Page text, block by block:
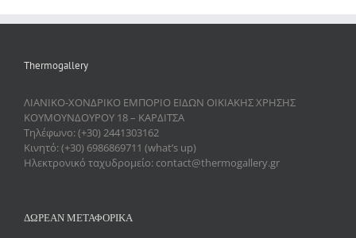
Thermogallery
ΛΙΑΝΙΚΟ-ΧΟΝΔΡΙΚΟ ΕΜΠΟΡΙΟ ΕΙΔΩΝ ΟΙΚΙΑΚΗΣ ΧΡΗΣΗΣ
ΚΟΥΜΟΥΝΔΟΥΡΟΥ 18 – ΚΑΡΔΙΤΣΑ
Τηλέφωνο: (+30) 2441303162
Κινητό: (+30) 6986869711 (what’s up)
Ηλεκτρονικό ταχυδρομείο: contact@thermogallery.gr
ΔΩΡΕΑΝ ΜΕΤΑΦΟΡΙΚΑ